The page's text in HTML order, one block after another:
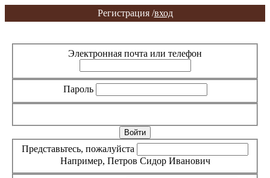
Регистрация /вход
Электронная почта или телефон
Пароль
Представьтесь, пожалуйста
Например, Петров Сидор Иванович